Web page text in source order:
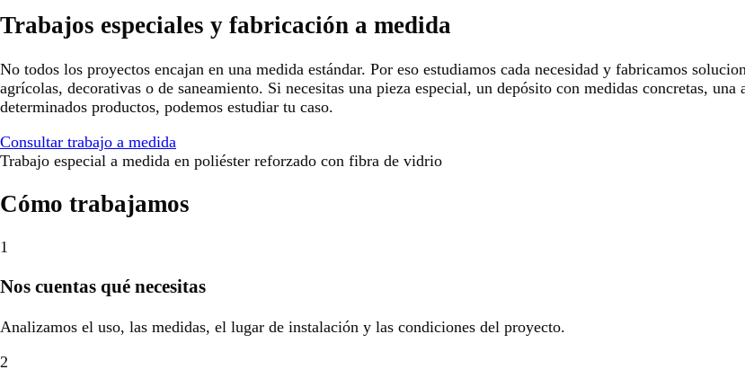
Trabajos especiales y fabricación a medida
No todos los proyectos encajan en una medida estándar. Por eso estudiamos cada necesidad y fabricamos
agrícolas, decorativas o de saneamiento. Si necesitas una pieza especial, un depósito con medidas concretas,
determinados productos, podemos estudiar tu caso.
Consultar trabajo a medida
Trabajo especial a medida en poliéster reforzado con fibra de vidrio
Cómo trabajamos
1
Nos cuentas qué necesitas
Analizamos el uso, las medidas, el lugar de instalación y las condiciones del proyecto.
2